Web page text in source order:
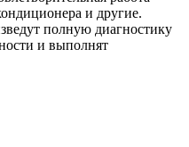
и другие.
полную диагностику
и выполнят